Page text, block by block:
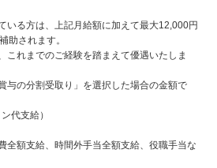
いる方は、上記月給額に加えて最大12,000円
助されます。
これまでのご経験を踏まえて優遇いたしま
与の分割受取り」を選択した場合の金額で
代支給）
全額支給、時間外手当全額支給、役職手当な